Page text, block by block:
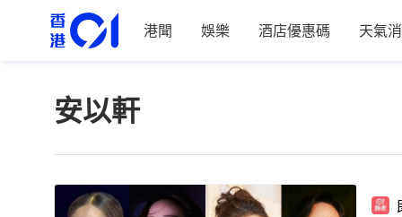
港聞 娛樂 酒店優惠碼 天氣
安以軒